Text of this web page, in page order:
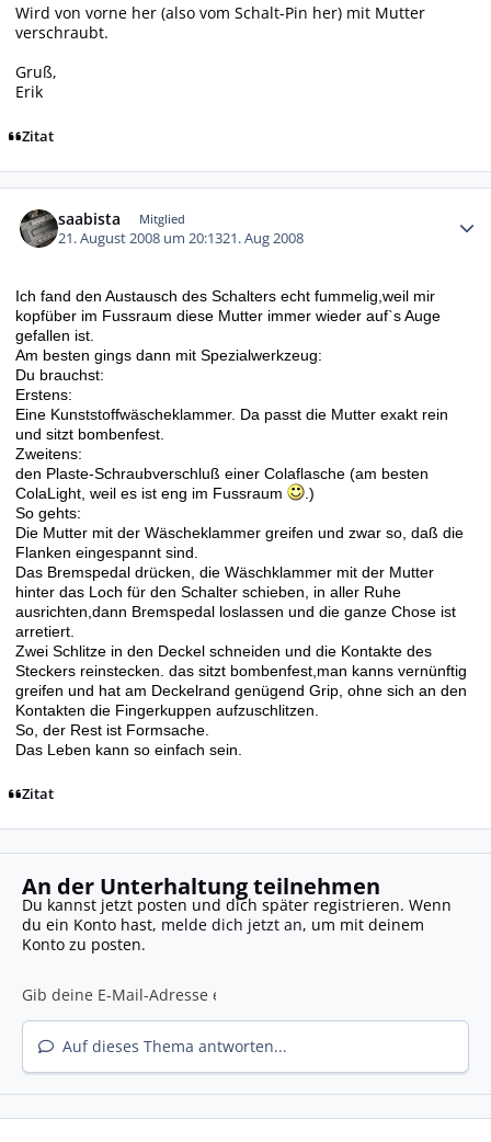
Wird von vorne her (also vom Schalt-Pin her) mit Mutter
verschraubt.
Gruß,
Erik
Zitat
saabista Mitglied
21. August 2008 um 20:1321. Aug 2008
Ich fand den Austausch des Schalters echt fummelig, weil mir
kopfüber im Fussraum diese Mutter immer wieder auf`s Auge
gefallen ist
Am besten gings dann mit Spezialwerkzeug:
Du brauchst:
Erstens:
Eine Kunststoffwäscheklammer. Da passt die Mutter exakt rein
und sitzt bombenfest.
Zweitens:
den Plaste-Schraubverschluß einer Colaflasche (am besten
ColaLight, weil es ist eng im Fussraum
.)
So gehts:
Die Mutter mit der Wäscheklammer greifen und zwar so, daß die
Flanken eingespannt sind.
Das Bremspedal drücken, die Wäschklammer mit der Mutter
hinter das Loch für den Schalter schieben, in aller Ruhe
ausrichten,dann Bremspedal loslassen und die ganze Chose ist
arretiert.
Zwei Schlitze in den Deckel schneiden und die Kontakte des
Steckers reinstecken. das sitzt bombenfest, man kanns vernünftig
greifen und hat am Deckelrand genügend Grip, ohne sich an den
Kontakten die Fingerkuppen aufzuschlitzen.
So, der Rest ist Formsache.
Das Leben kann so einfach sein.
Zitat
An der Unterhaltung teilnehmen
Du kannst jetzt posten und dich später registrieren. Wenn
du ein Konto hast, melde dich jetzt an, um mit deinem
Konto zu posten.
Auf dieses Thema antworten...